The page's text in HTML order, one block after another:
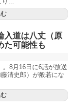
入道は八丈（原
た可能性も
8月16日に6話が放送
清史郎）が般若にな